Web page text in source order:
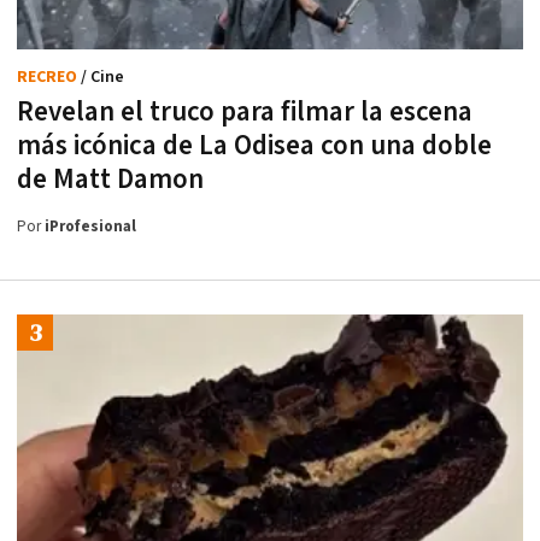
Revelan el truco para filmar la escena
más icónica de La Odisea con una doble
de Matt Damon
RECREO / Cine
PoriProfesional